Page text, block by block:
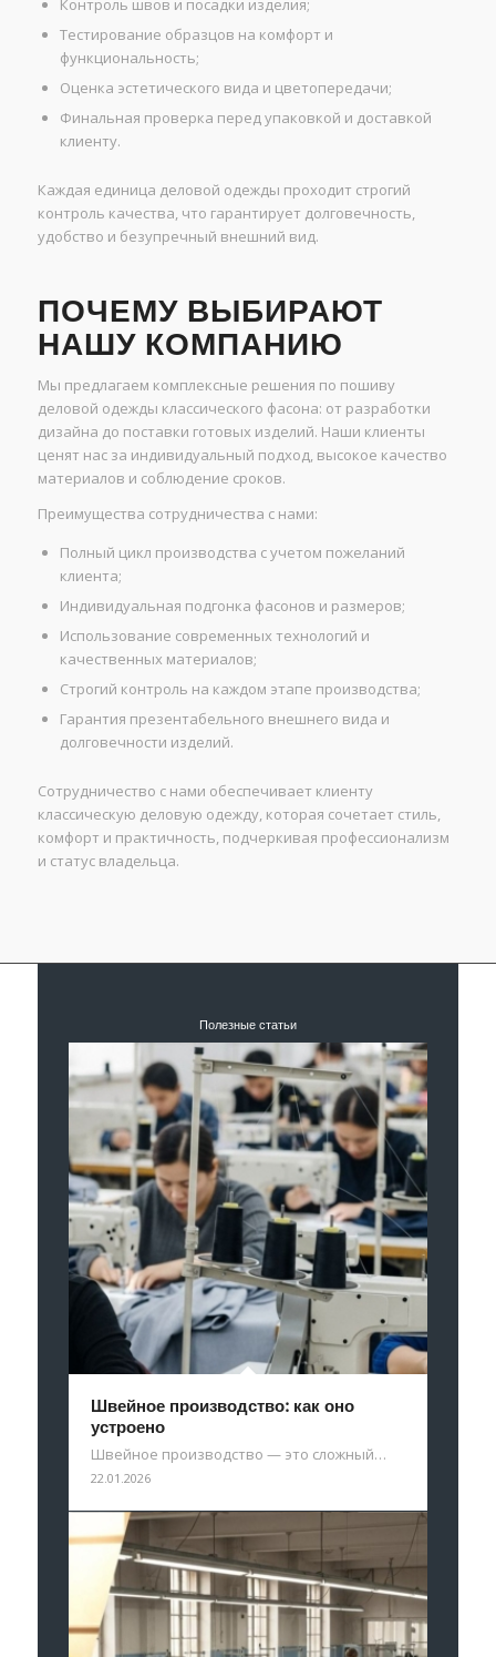
Контроль швов и посадки изделия;
Тестирование образцов на комфорт и
функциональность;
Оценка эстетического вида и цветопередачи;
Финальная проверка перед упаковкой и доставкой
клиенту.
Каждая единица деловой одежды проходит строгий
контроль качества, что гарантирует долговечность,
удобство и безупречный внешний вид.
ПОЧЕМУ ВЫБИРАЮТ
НАШУ КОМПАНИЮ
Мы предлагаем комплексные решения по пошиву
деловой одежды классического фасона: от разработки
дизайна до поставки готовых изделий. Наши клиенты
ценят нас за индивидуальный подход, высокое качество
материалов и соблюдение сроков.
Преимущества сотрудничества с нами:
Полный цикл производства с учетом пожеланий
клиента;
Индивидуальная подгонка фасонов и размеров;
Использование современных технологий и
качественных материалов;
Строгий контроль на каждом этапе производства;
Гарантия презентабельного внешнего вида и
долговечности изделий.
Сотрудничество с нами обеспечивает клиенту
классическую деловую одежду, которая сочетает стиль,
комфорт и практичность, подчеркивая профессионализм
и статус владельца.
Полезные статьи
Швейное производство: как оно
устроено
Швейное производство — это сложный…
22.01.2026